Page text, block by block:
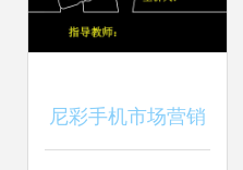
尼彩手机市场营销